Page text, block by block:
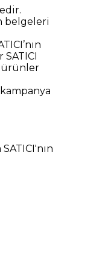
belgeleri
ürünler